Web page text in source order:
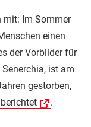
mit: Im Sommer
einen
der Vorbilder für
ist am
gestorben,
.